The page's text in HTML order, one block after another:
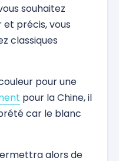
souhaitez
précis, vous
classiques
pour une
pour la Chine, il
car le blanc
alors de